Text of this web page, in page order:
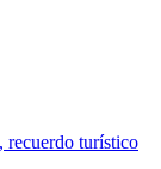
recuerdo turístico